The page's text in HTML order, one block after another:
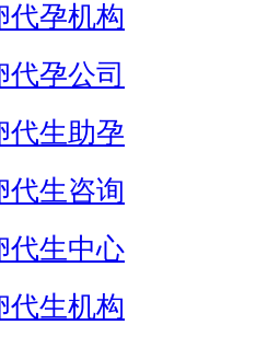
代孕机构
孕公司
代生助孕
代生咨询
代生中心
代生机构